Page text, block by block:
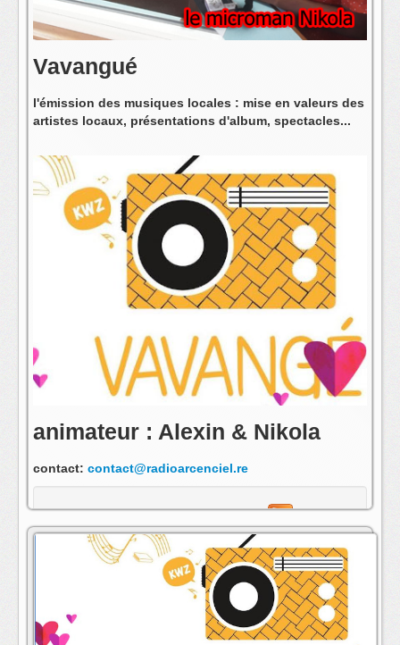
Vavangué
l'émission des musiques locales : mise en valeurs des
artistes locaux, présentations d'album, spectacles...
animateur : Alexin & Nikola
contact: contact@radioarcenciel.re
s'abonner au fil rss de cette emission: